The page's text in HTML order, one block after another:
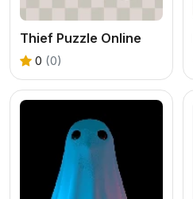
Thief Puzzle Online
0 (0)